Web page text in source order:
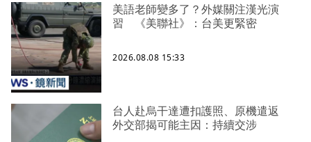
美語老師變多了？外媒關注漢光演
習 《美聯社》：台美更緊密
2026.08.08 15:33
台人赴烏干達遭扣護照、原機遣返
外交部揭可能主因：持續交涉